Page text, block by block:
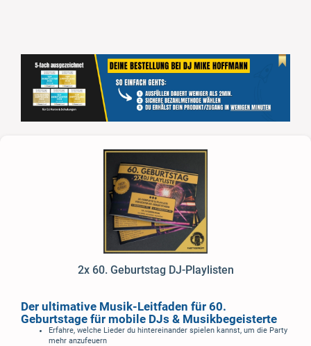
2x 60. Geburtstag DJ-Playlisten
Der ultimative Musik-Leitfaden für 60.
Geburtstage für mobile DJs & Musikbegeisterte
Erfahre, welche Lieder du hintereinander spielen kannst, um die Party
mehr anzufeuern